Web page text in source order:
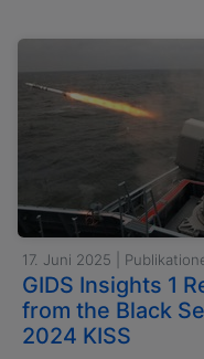
17. Juni 2025 |
GIDS Insights 1
from the Black
2024 KISS